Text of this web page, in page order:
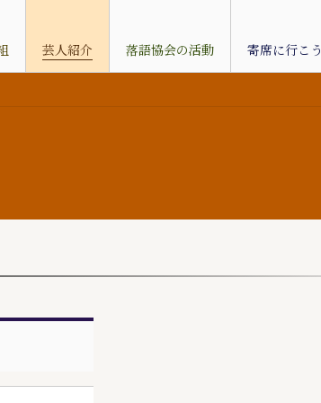
芸人紹介 落語協会の活動 寄席に行こう